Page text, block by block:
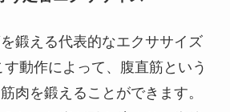
鍛える代表的なエクササイズ
動作によって、腹直筋という
肉を鍛えることができます。